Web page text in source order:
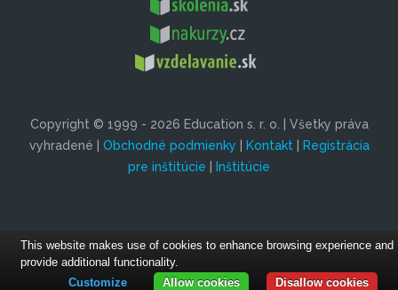
Copyright © 1999 - 2026 Education s. r. o. | Všetky práva
vyhradené | Obchodné podmienky Kontakt|
Registrácia
pre inštitúcie
Inštitúcie
This website makes use of cookies to enhance browsing experience and
provide additional functionality.
Disallow cookies
Allow cookies
Customize